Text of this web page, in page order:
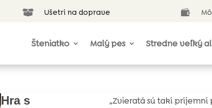
 Ušetri na doprave 
Šteniatko Malý pes Stredne veľký
Hra s
„Zvieratá sú takí